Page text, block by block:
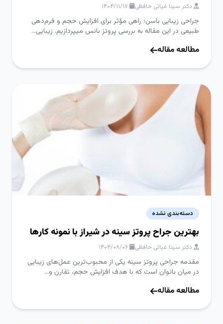
دکتر سینا غیاثی حافظی
جراحی زیبایی باسن؛ راهی مؤثر برای افزایش حجم و فرم‌دهی
طبیعی در این مقاله به بررسی پروتز بانس میپردازیم. زیبایی...
مطالعه مقاله
دسته‌بندی نشده
بهترین جراح پروتز سینه در شیراز با نمونه کارها
دکتر سینا غیاثی حافظی
مقدمه جراحی پروتز سینه یکی از محبوب‌ترین عمل‌های زیبایی
در میان بانوان است که با هدف افزایش حجم، تقارن و...
مطالعه مقاله